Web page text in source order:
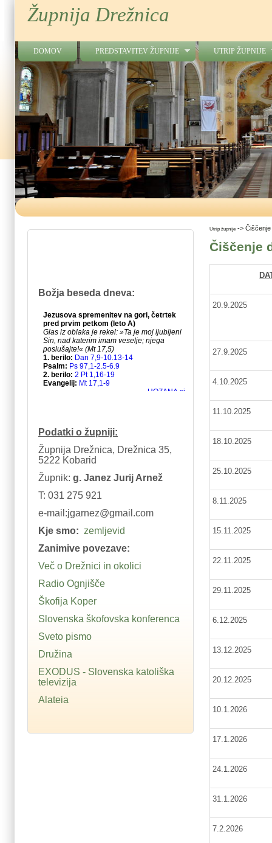
Župnija Drežnica
DOMOV PREDSTAVITEV ŽUPNIJE UTRIP ŽUPNIJE
Utrip župnije ->
Čiščenje
20.9.2025
27.9.2025
4.10.2025
11.10.2025
18.10.2025
25.10.2025
8.11.2025
15.11.2025
22.11.2025
6.12.2025
13.12.2025
20.12.2025
10.1.2026
17.1.2026
24.1.2026
31.1.2026
7.2.2026
Božja beseda dneva:
Podatki o župniji:
Župnija Drežnica, Drežnica 35,
5222 Kobarid
Župnik: g. Janez Jurij Arnež
T: 031 275 921
e-mail:jgarnez@gmail.com
Kje smo: zemljevid
Zanimive povezave:
Več o Drežnici in okolici
Radio Ognjišče
Škofija Koper
Slovenska škofovska konferenca
Sveto pismo
Družina
EXODUS - Slovenska katoliška
televizija
Alateia